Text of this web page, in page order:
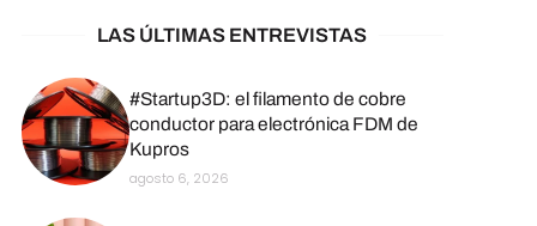
3D en
LAS ÚLTIMAS ENTREVISTAS
#Startup3D: el filamento de cobre
conductor para electrónica FDM de
Kupros
agosto 6, 2026